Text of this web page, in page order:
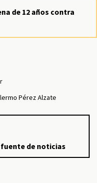
de 12 años contra
Pérez Alzate
fuente de noticias